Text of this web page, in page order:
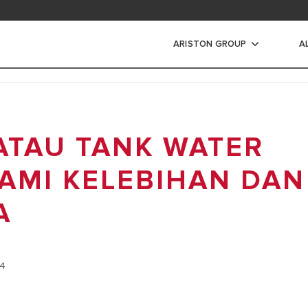
area
ARISTON GROUP
LISTRIK
TANK WATER
KELEBIHAN DAN